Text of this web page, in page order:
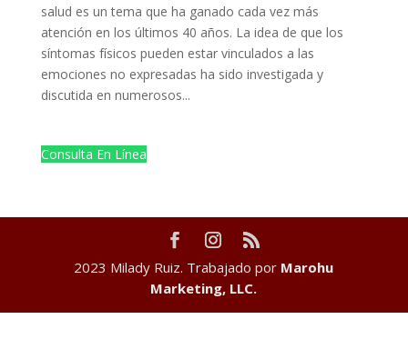
salud es un tema que ha ganado cada vez más
atención en los últimos 40 años. La idea de que los
síntomas físicos pueden estar vinculados a las
emociones no expresadas ha sido investigada y
discutida en numerosos...
Consulta En Línea
2023 Milady Ruiz. Trabajado por Marohu
Marketing, LLC.